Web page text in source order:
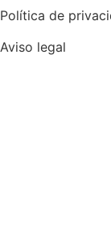
Política de
Aviso legal